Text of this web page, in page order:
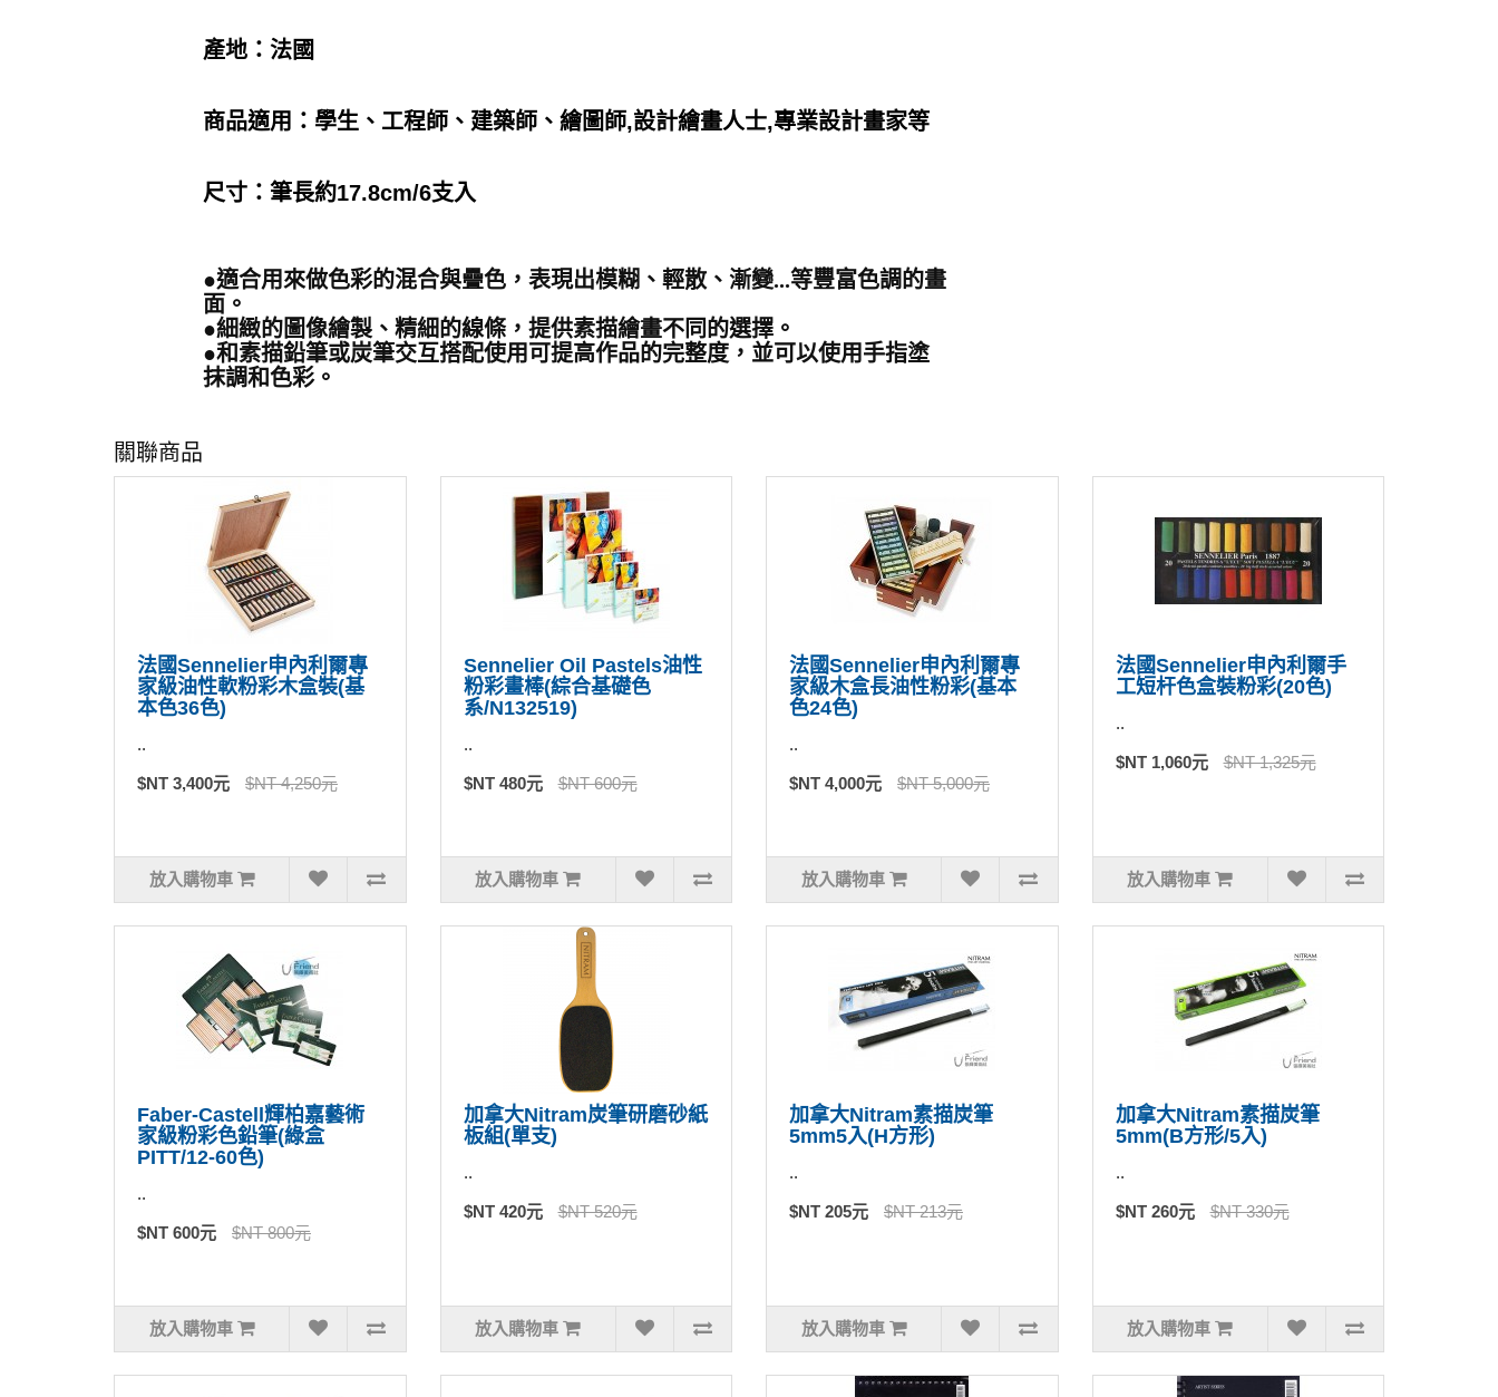
產地：法國
商品適用：學生、工程師、建築師、繪圖師,設計繪畫人士,專業設計畫家等
尺寸： 筆長約17.8cm/6支入
●適合用來做色彩的混合與疊色，表現出模糊、輕散、漸變...等豐富色調的畫
面。
●細緻的圖像繪製、精細的線條，提供素描繪畫不同的選擇。
●和素描鉛筆或炭筆交互搭配使用可提高作品的完整度，並可以使用手指塗
抹調和色彩。
關聯商品
法國Sennelier申內利爾專
家級油性軟粉彩木盒裝(基
本色36色)
..
$NT 3,400元 $NT 4,250元
放入購物車
Sennelier Oil Pastels油性
粉彩畫棒(綜合基礎色
系/N132519)
..
$NT 480元 $NT 600元
放入購物車
法國Sennelier申內利爾專
家級木盒長油性粉彩(基本
色24色)
..
$NT 4,000元 $NT 5,000元
放入購物車
法國Sennelier申內利爾手
工短杆色盒裝粉彩(20色)
..
$NT 1,060元 $NT 1,325元
放入購物車
Faber-Castell輝柏嘉藝術
家級粉彩色鉛筆(綠盒
PITT/12-60色)
..
$NT 600元 $NT 800元
放入購物車
加拿大Nitram炭筆研磨砂紙
板組(單支)
..
$NT 420元 $NT 520元
放入購物車
加拿大Nitram素描炭筆
5mm5入(H方形)
..
$NT 205元 $NT 213元
放入購物車
加拿大Nitram素描炭筆
5mm(B方形/5入)
..
$NT 260元 $NT 330元
放入購物車